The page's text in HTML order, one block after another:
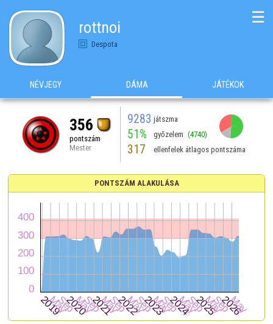
rottnoi
Despota
☰
NÉVJEGY DÁMA JÁTÉKOK
356
pontszám
Mester
9283 játszma
51% győzelem (4740)
317 ellenfelek átlagos pontszáma
PONTSZÁM ALAKULÁSA